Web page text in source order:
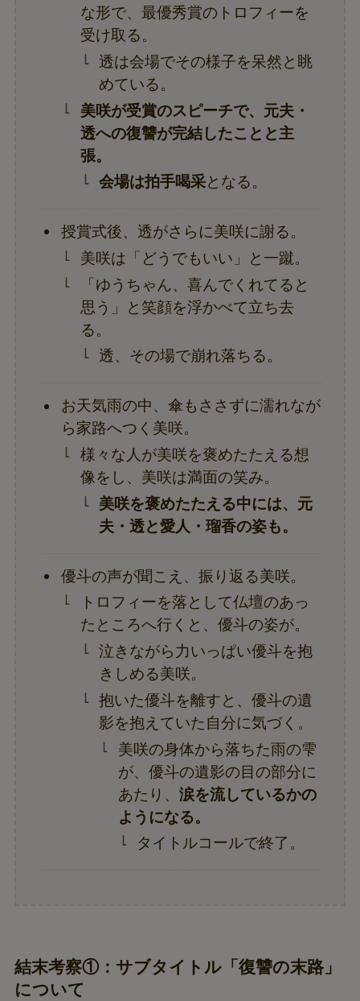
な形で、最優秀賞のトロフィーを
受け取る。
透は会場でその様子を呆然と眺
めている。
美咲が受賞のスピーチで、元夫・
透への復讐が完結したことと主
張。
会場は拍手喝采となる。
授賞式後、透がさらに美咲に謝る。
美咲は「どうでもいい」と一蹴。
「ゆうちゃん、喜んでくれてると
思う」と笑顔を浮かべて立ち去
る。
透、その場で崩れ落ちる。
お天気雨の中、傘もささずに濡れなが
ら家路へつく美咲。
様々な人が美咲を褒めたたえる想
像をし、美咲は満面の笑み。
美咲を褒めたたえる中には、元
夫・透と愛人・瑠香の姿も。
優斗の声が聞こえ、振り返る美咲。
トロフィーを落として仏壇のあっ
たところへ行くと、優斗の姿が。
泣きながら力いっぱい優斗を抱
きしめる美咲。
抱いた優斗を離すと、優斗の遺
影を抱えていた自分に気づく。
美咲の身体から落ちた雨の雫
が、優斗の遺影の目の部分に
あたり、 涙を流しているかの
ようになる。
タイトルコールで終了。
結末考察①：サブタイトル「復讐の末路」
について